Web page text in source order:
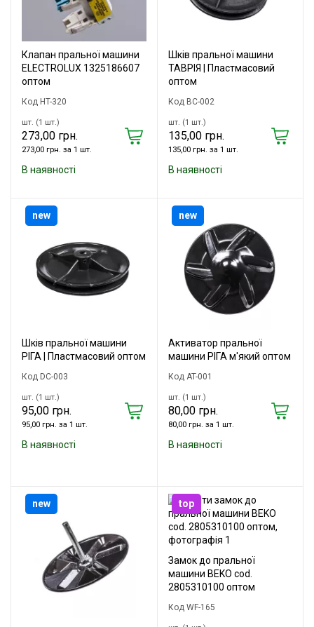
Клапан пральної машини
ELECTROLUX 1325186607
оптом
Код HT-320
шт. (1 шт.)
273,00 грн.
273,00 грн. за 1 шт.
В наявності
Шків пральної машини
ТАВРІЯ | Пластмасовий
оптом
Код ВС-002
шт. (1 шт.)
135,00 грн.
135,00 грн. за 1 шт.
В наявності
Шків пральної машини
РІГА | Пластмасовий оптом
Код DC-003
шт. (1 шт.)
95,00 грн.
95,00 грн. за 1 шт.
В наявності
new
Активатор пральної
машини РІГА м'який оптом
Код AT-001
шт. (1 шт.)
80,00 грн.
80,00 грн. за 1 шт.
В наявності
new
new
Замок до пральної
машини BEKO cod.
2805310100 оптом
Код WF-165
top